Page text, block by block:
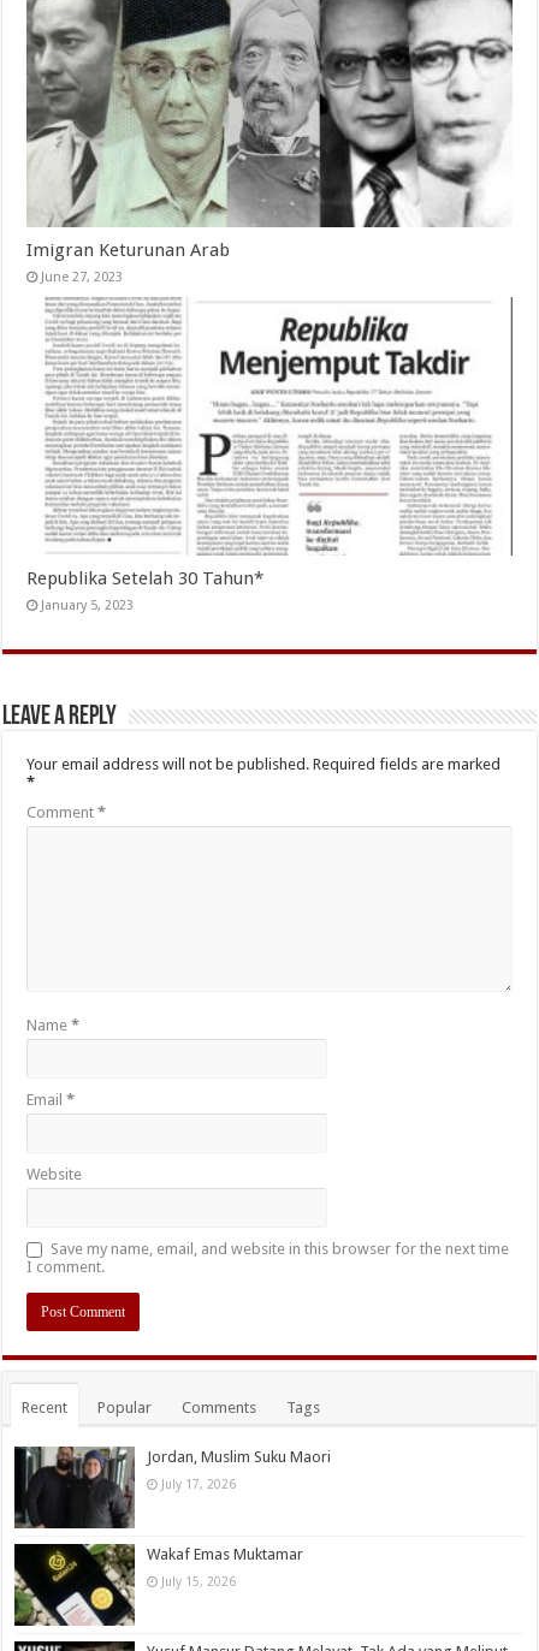
Imigran Keturunan Arab
June 27, 2023
Republika Setelah 30 Tahun*
January 5, 2023
Leave a Reply
Your email address will not be published. Required fields are marked
*
Comment*
Name*
Email*
Website
Save my name, email, and website in this browser for the next time
I comment.
Recent Popular Comments Tags
Jordan, Muslim Suku Maori
July 17, 2026
Wakaf Emas Muktamar
July 15, 2026